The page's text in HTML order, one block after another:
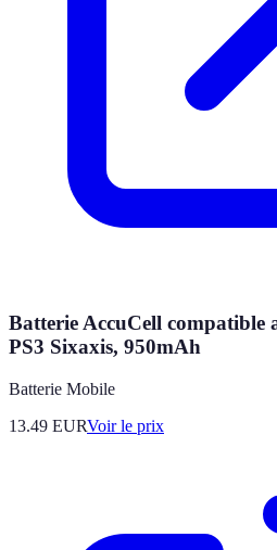
Batterie AccuCell compatible
PS3 Sixaxis, 950mAh
Batterie Mobile
13.49 EURVoir le prix